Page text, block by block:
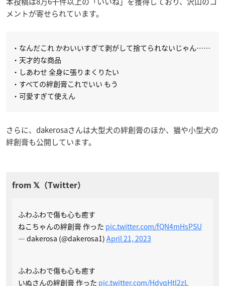
メントが寄せられています。
・なんだこれ かわいいすぎて剥がして捨てられないじゃん……
・天才的な商品
・しあわせ 全身に張りまくりたい
・すべての絆創膏これでいい もう
・可愛すぎて使えん
さらに、dakerosaさんは大型犬の絆創膏のほか、猫や小型犬の
絆創膏も公開しています。
ふわふわで傷も心も癒す
ねこちゃんの絆創膏 作った pic.twitter.com/fQN4mHsPSU
— dakerosa (@dakerosa1) April 21, 2023
ふわふわで傷も心も癒す
いぬさんの絆創膏 作った pic.twitter.com/HdyqHtl2zL